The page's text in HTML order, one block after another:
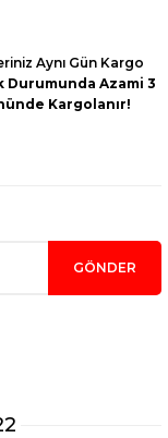
Aynı Gün Kargo
Durumunda Azami 3
Kargolanır!
GÖNDER